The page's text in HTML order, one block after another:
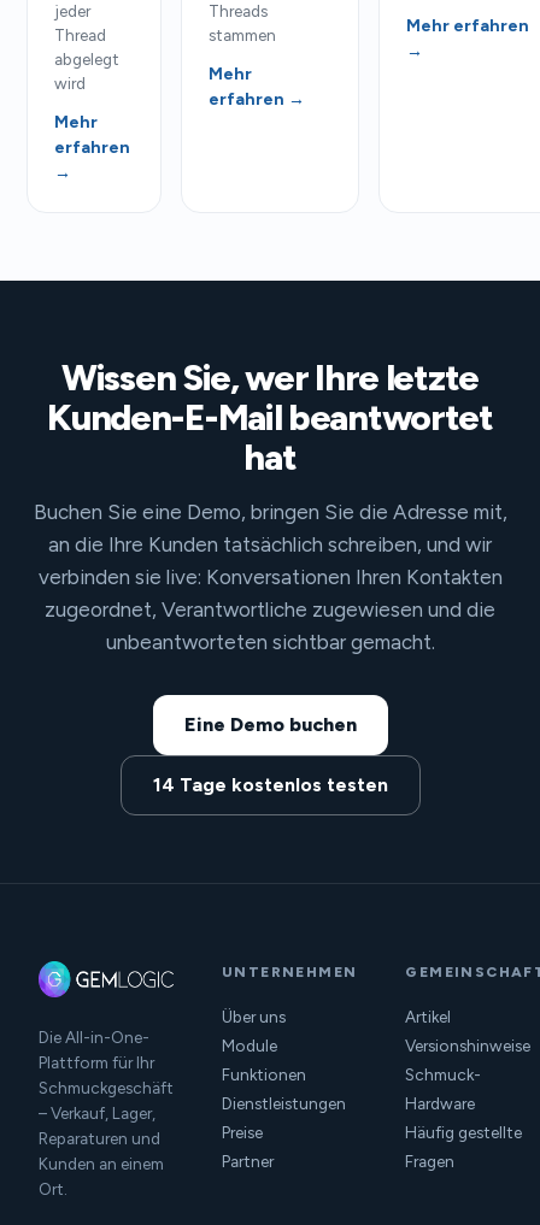
jeder
Thread
abgelegt
wird
Mehr
erfahren
→
Threads
stammen
Mehr
erfahren →
Mehr erfahren
→
Wissen Sie, wer Ihre letzte
Kunden-E-Mail beantwortet
hat
Buchen Sie eine Demo, bringen Sie die Adresse mit,
an die Ihre Kunden tatsächlich schreiben, und wir
verbinden sie live: Konversationen Ihren Kontakten
zugeordnet, Verantwortliche zugewiesen und die
unbeantworteten sichtbar gemacht.
Eine Demo buchen
14 Tage kostenlos testen
Die All-in-One-
Plattform für Ihr
Schmuckgeschäft
– Verkauf, Lager,
Reparaturen und
Kunden an einem
Ort.
UNTERNEHMEN
Über uns
Module
Funktionen
Dienstleistungen
Preise
Partner
Artikel
Versionshinweise
Schmuck-
Hardware
Häufig gestellte
Fragen